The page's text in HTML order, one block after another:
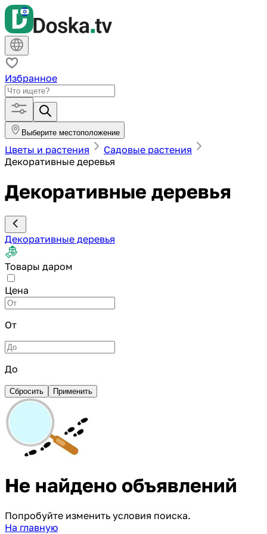
Избранное
Выберите местоположение
Цветы и растения
Садовые растения
Декоративные деревья
Декоративные деревья
Декоративные деревья
Товары даром
Цена
От
До
Сбросить Применить
Не найдено объявлений
Попробуйте изменить условия поиска.
На главную